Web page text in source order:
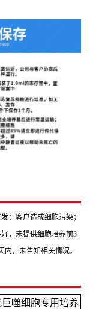
：客户造成细胞污染；
，未提供细胞培养前3
，未告知相关情况。
噬细胞专用培养